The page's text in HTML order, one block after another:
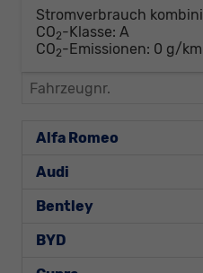
Stromverbrauch
CO2-Klasse: A
CO2-Emissionen: 0 g/km
Fahrzeugnr.
Alfa Romeo
Audi
Bentley
BYD